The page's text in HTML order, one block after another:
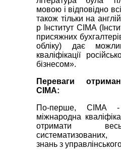
мовою і відповідно
також тільки на
р Інститут CIMA
присяжних
обліку) дає
кваліфікації
бізнесом».
Переваги
СІМА:
По-перше, CIMA
міжнародна
отримати
систематизованих,
знань з